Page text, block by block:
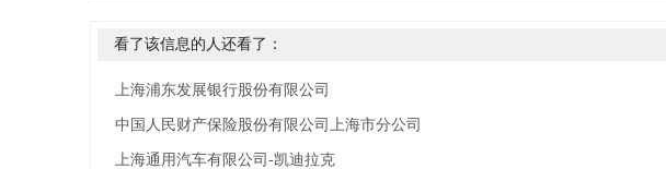
看了该信息的人还看了：
上海浦东发展银行股份有限公司
中国人民财产保险股份有限公司上海市分公司
上海通用汽车有限公司-凯迪拉克